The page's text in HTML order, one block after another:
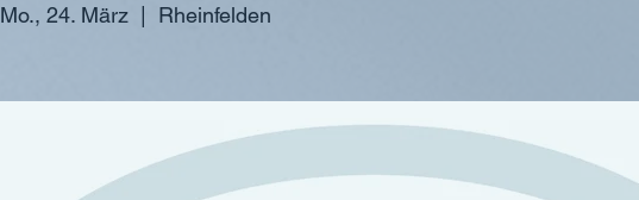
Mo., 24. März Rheinfelden